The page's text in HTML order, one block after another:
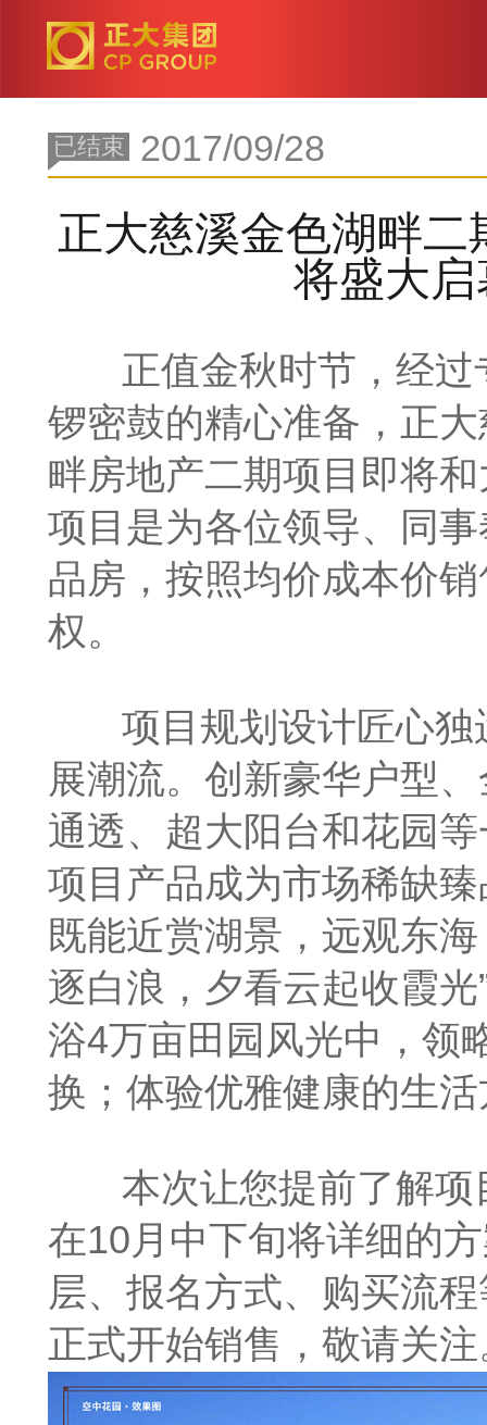
已结束 2017/09/28
正大慈溪金色湖畔二
将盛大启
正值金秋时节，经
锣密鼓的精心准备，正
畔房地产二期项目即将
项目是为各位领导、同
品房，按照均价成本价
权。
项目规划设计匠心
展潮流。创新豪华户型
通透、超大阳台和花园
项目产品成为市场稀缺
既能近赏湖景，远观东
逐白浪，夕看云起收霞
浴4万亩田园风光中，领
换；体验优雅健康的生
本次让您提前了解
在10月中下旬将详细的
层、报名方式、购买流
正式开始销售，敬请关